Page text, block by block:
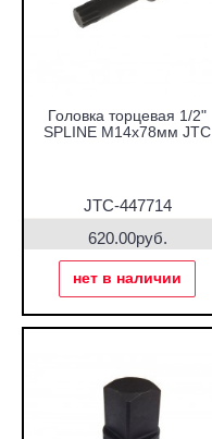
Головка торцевая 1/2"
SPLINE M14х78мм JTC
JTC-447714
620.00руб.
нет в наличии